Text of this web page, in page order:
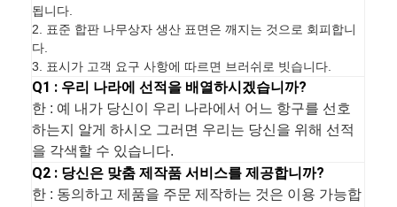
됩니다.
2. 표준 합판 나무상자 생산 표면은 깨지는 것으로 회피합니
다.
3. 표시가 고객 요구 사항에 따르면 브러쉬로 빗습니다.
Q1 : 우리 나라에 선적을 배열하시겠습니까?
한 : 예 내가 당신이 우리 나라에서 어느 항구를 선호
하는지 알게 하시오 그러면 우리는 당신을 위해 선적
을 각색할 수 있습니다.
Q2 : 당신은 맞춤 제작품 서비스를 제공합니까?
한 : 동의하고 제품을 주문 제작하는 것은 이용 가능합